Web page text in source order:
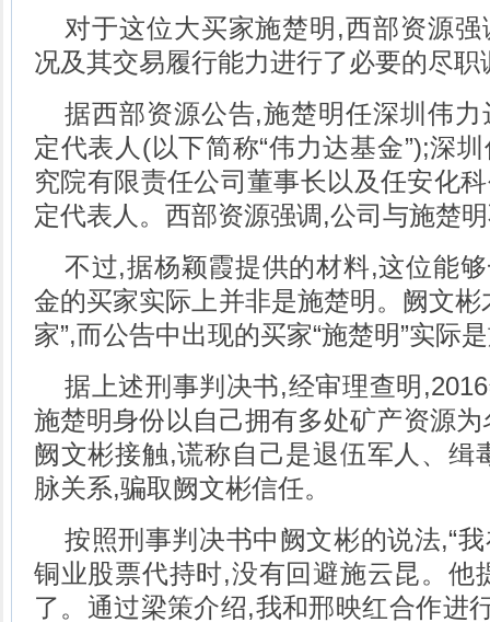
对于这位大买家施楚明,西部资源
况及其交易履行能力进行了必要的尽职
据西部资源公告,施楚明任深圳伟
定代表人(以下简称“伟力达基金”);深
究院有限责任公司董事长以及任安化
定代表人。西部资源强调,公司与施楚
不过,据杨颖霞提供的材料,这位能
金的买家实际上并非是施楚明。阙文彬
家”,而公告中出现的买家“施楚明”实际
据上述刑事判决书,经审理查明
施楚明身份以自己拥有多处矿产资源
阙文彬接触,谎称自己是退伍军人、缉
脉关系,骗取阙文彬信任。
按照刑事判决书中阙文彬的说法,“
铜业股票代持时,没有回避施云昆。他
了。通过梁策介绍,我和邢映红合作进